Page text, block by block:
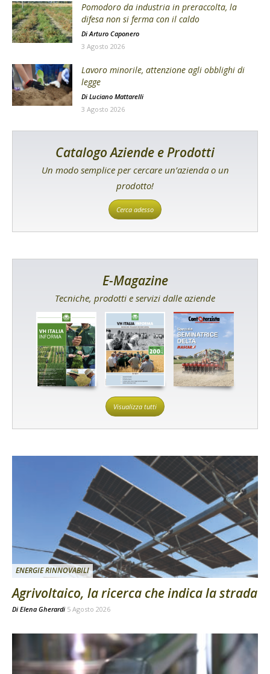
Pomodoro da industria in preraccolta, la
difesa non si ferma con il caldo
Di Arturo Caponero
3 Agosto 2026
Lavoro minorile, attenzione agli obblighi di
legge
Di Luciano Mattarelli
3 Agosto 2026
Catalogo Aziende e Prodotti
Un modo semplice per cercare un’azienda o un
prodotto!
Cerca adesso
E-Magazine
Tecniche, prodotti e servizi dalle aziende
Visualizza tutti
ENERGIE RINNOVABILI
Agrivoltaico, la ricerca che indica la strada
Di Elena Gherardi 5 Agosto 2026